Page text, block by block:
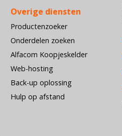
Overige diensten
Productenzoeker
Onderdelen zoeken
Alfacom Koopjeskelder
Web-hosting
Back-up oplossing
Hulp op afstand